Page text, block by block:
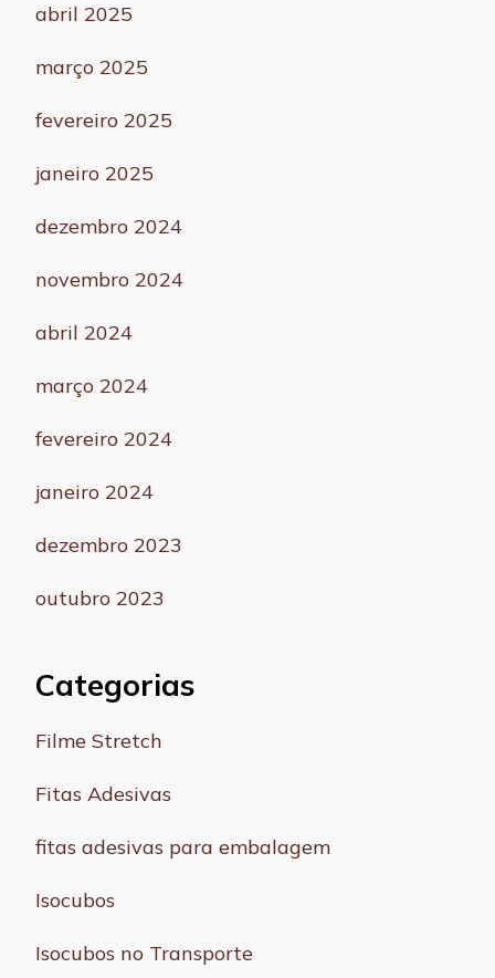
abril 2025
março 2025
fevereiro 2025
janeiro 2025
dezembro 2024
novembro 2024
abril 2024
março 2024
fevereiro 2024
janeiro 2024
dezembro 2023
outubro 2023
Categorias
Filme Stretch
Fitas Adesivas
fitas adesivas para embalagem
Isocubos
Isocubos no Transporte